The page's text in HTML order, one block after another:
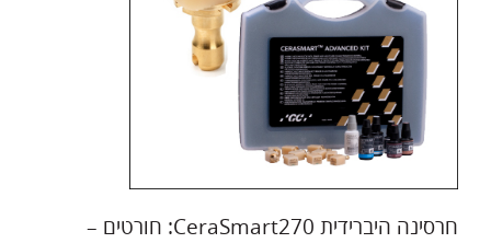
חרסינה היברידית CeraSmart270: חורטים –